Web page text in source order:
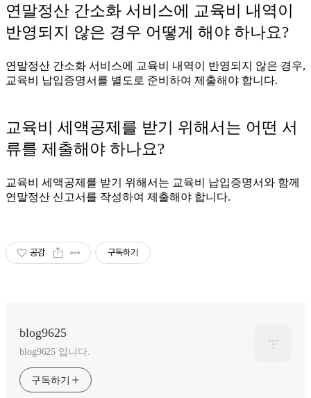
연말정산 간소화 서비스에 교육비 내역이
반영되지 않은 경우 어떻게 해야 하나요?
연말정산 간소화 서비스에 교육비 내역이 반영되지 않은 경우,
교육비 납입증명서를 별도로 준비하여 제출해야 합니다.
교육비 세액공제를 받기 위해서는 어떤 서
류를 제출해야 하나요?
교육비 세액공제를 받기 위해서는 교육비 납입증명서와 함께
연말정산 신고서를 작성하여 제출해야 합니다.
공감 구독하기
blog9625
blog9625 입니다.
구독하기